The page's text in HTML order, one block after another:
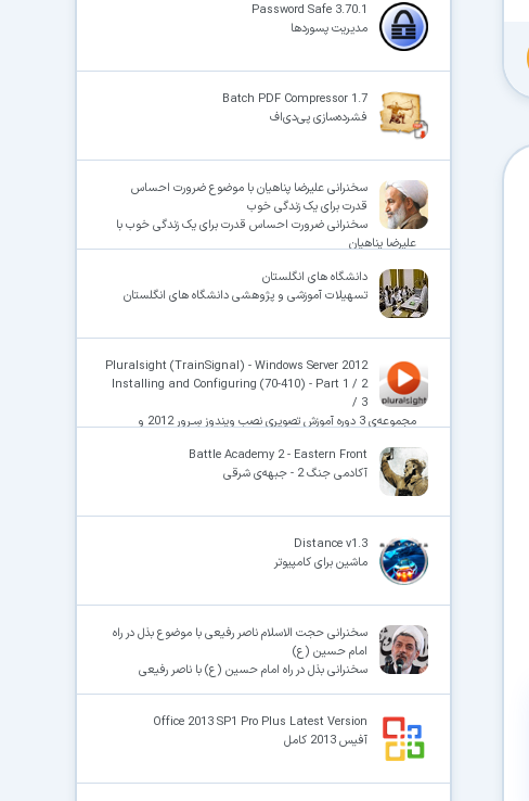
Password Safe 3.70.1
مدیریت پسوردها
Batch PDF Compressor 1.7
فشرده‌سازی پی‌دی‌اف
سخنرانی علیرضا پناهیان با موضوع ضرورت احساس
قدرت برای یک زندگی خوب
سخنرانی ضرورت احساس قدرت برای یک زندگی خوب با
علیرضا پناهیان
دانشگاه های انگلستان
تسهیلات آموزشی و پژوهشی دانشگاه های انگلستان
Pluralsight (TrainSignal) - Windows Server 2012
Installing and Configuring (70-410) - Part 1 / 2
/ 3
مجموعه‌ی 3 دوره آموزش تصویری نصب ویندوز سِـروِر 2012 و
Battle Academy 2 - Eastern Front
آکادمی جنگ 2 - جبهه‌ی شرقی
Distance v1.3
ماشین برای کامپیوتر
سخنرانی حجت الاسلام ناصر رفیعی با موضوع بذل در راه
امام حسین (ع)
سخنرانی بذل در راه امام حسین (ع) با ناصر رفیعی
Office 2013 SP1 Pro Plus Latest Version
آفیس 2013 کامل